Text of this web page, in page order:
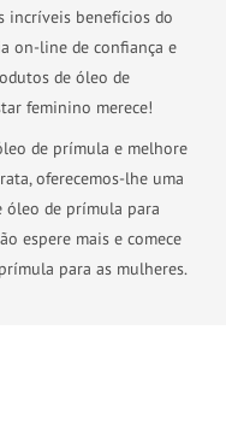
incríveis benefícios do
on-line de confiança e
de óleo de
feminino merece!
de prímula e melhore
oferecemos-lhe uma
óleo de prímula para
espere mais e comece
para as mulheres.